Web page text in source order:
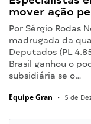
mover ação
Por Sérgio Rodas
madrugada da
Deputados (PL
Brasil ganhou o
subsidiária se o…
Equipe Gran • 5 de